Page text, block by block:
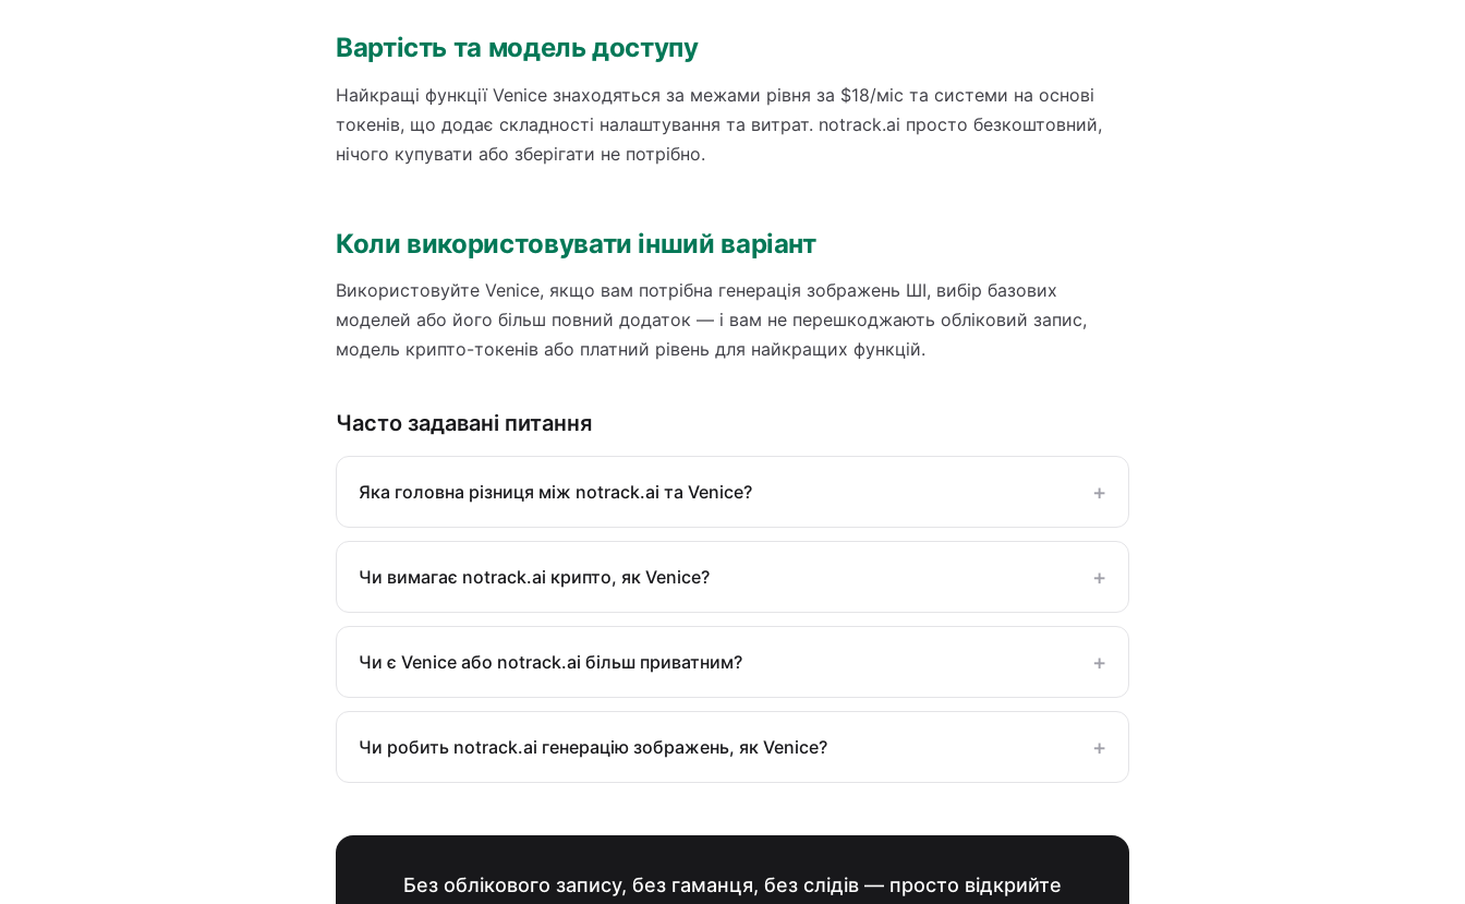
Вартість та модель доступу
Найкращі функції Venice знаходяться за межами рівня за $18/міс та системи на основі
токенів, що додає складності налаштування та витрат. notrack.ai просто безкоштовний,
нічого купувати або зберігати не потрібно.
Коли використовувати інший варіант
Використовуйте Venice, якщо вам потрібна генерація зображень ШІ, вибір базових
моделей або його більш повний додаток — і вам не перешкоджають обліковий запис,
модель крипто-токенів або платний рівень для найкращих функцій.
Часто задавані питання
Яка головна різниця між notrack.ai та Venice? +
Чи вимагає notrack.ai крипто, як Venice? +
Чи є Venice або notrack.ai більш приватним? +
Чи робить notrack.ai генерацію зображень, як Venice? +
Без облікового запису, без гаманця, без слідів — просто відкрийте